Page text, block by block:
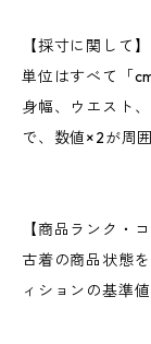
【採寸に関して】
単位はすべて「
身幅、ウエスト
で、数値×2が周
【商品ランク・
古着の商品状態
ィションの基準